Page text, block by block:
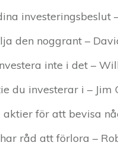
investeringsbeslut
den noggrant –
inte i det –
du investerar i – Jim
för att bevisa
råd att förlora –